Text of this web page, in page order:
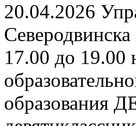
20.04.2026
17.00 до 19.00